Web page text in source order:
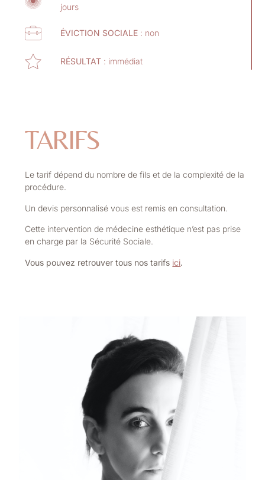
jours
ÉVICTION SOCIALE : non
RÉSULTAT : immédiat
TARIFS
Le tarif dépend du nombre de fils et de la complexité de la
procédure.
Un devis personnalisé vous est remis en consultation.
Cette intervention de médecine esthétique n’est pas prise
en charge par la Sécurité Sociale.
Vous pouvez retrouver tous nos tarifs ici.